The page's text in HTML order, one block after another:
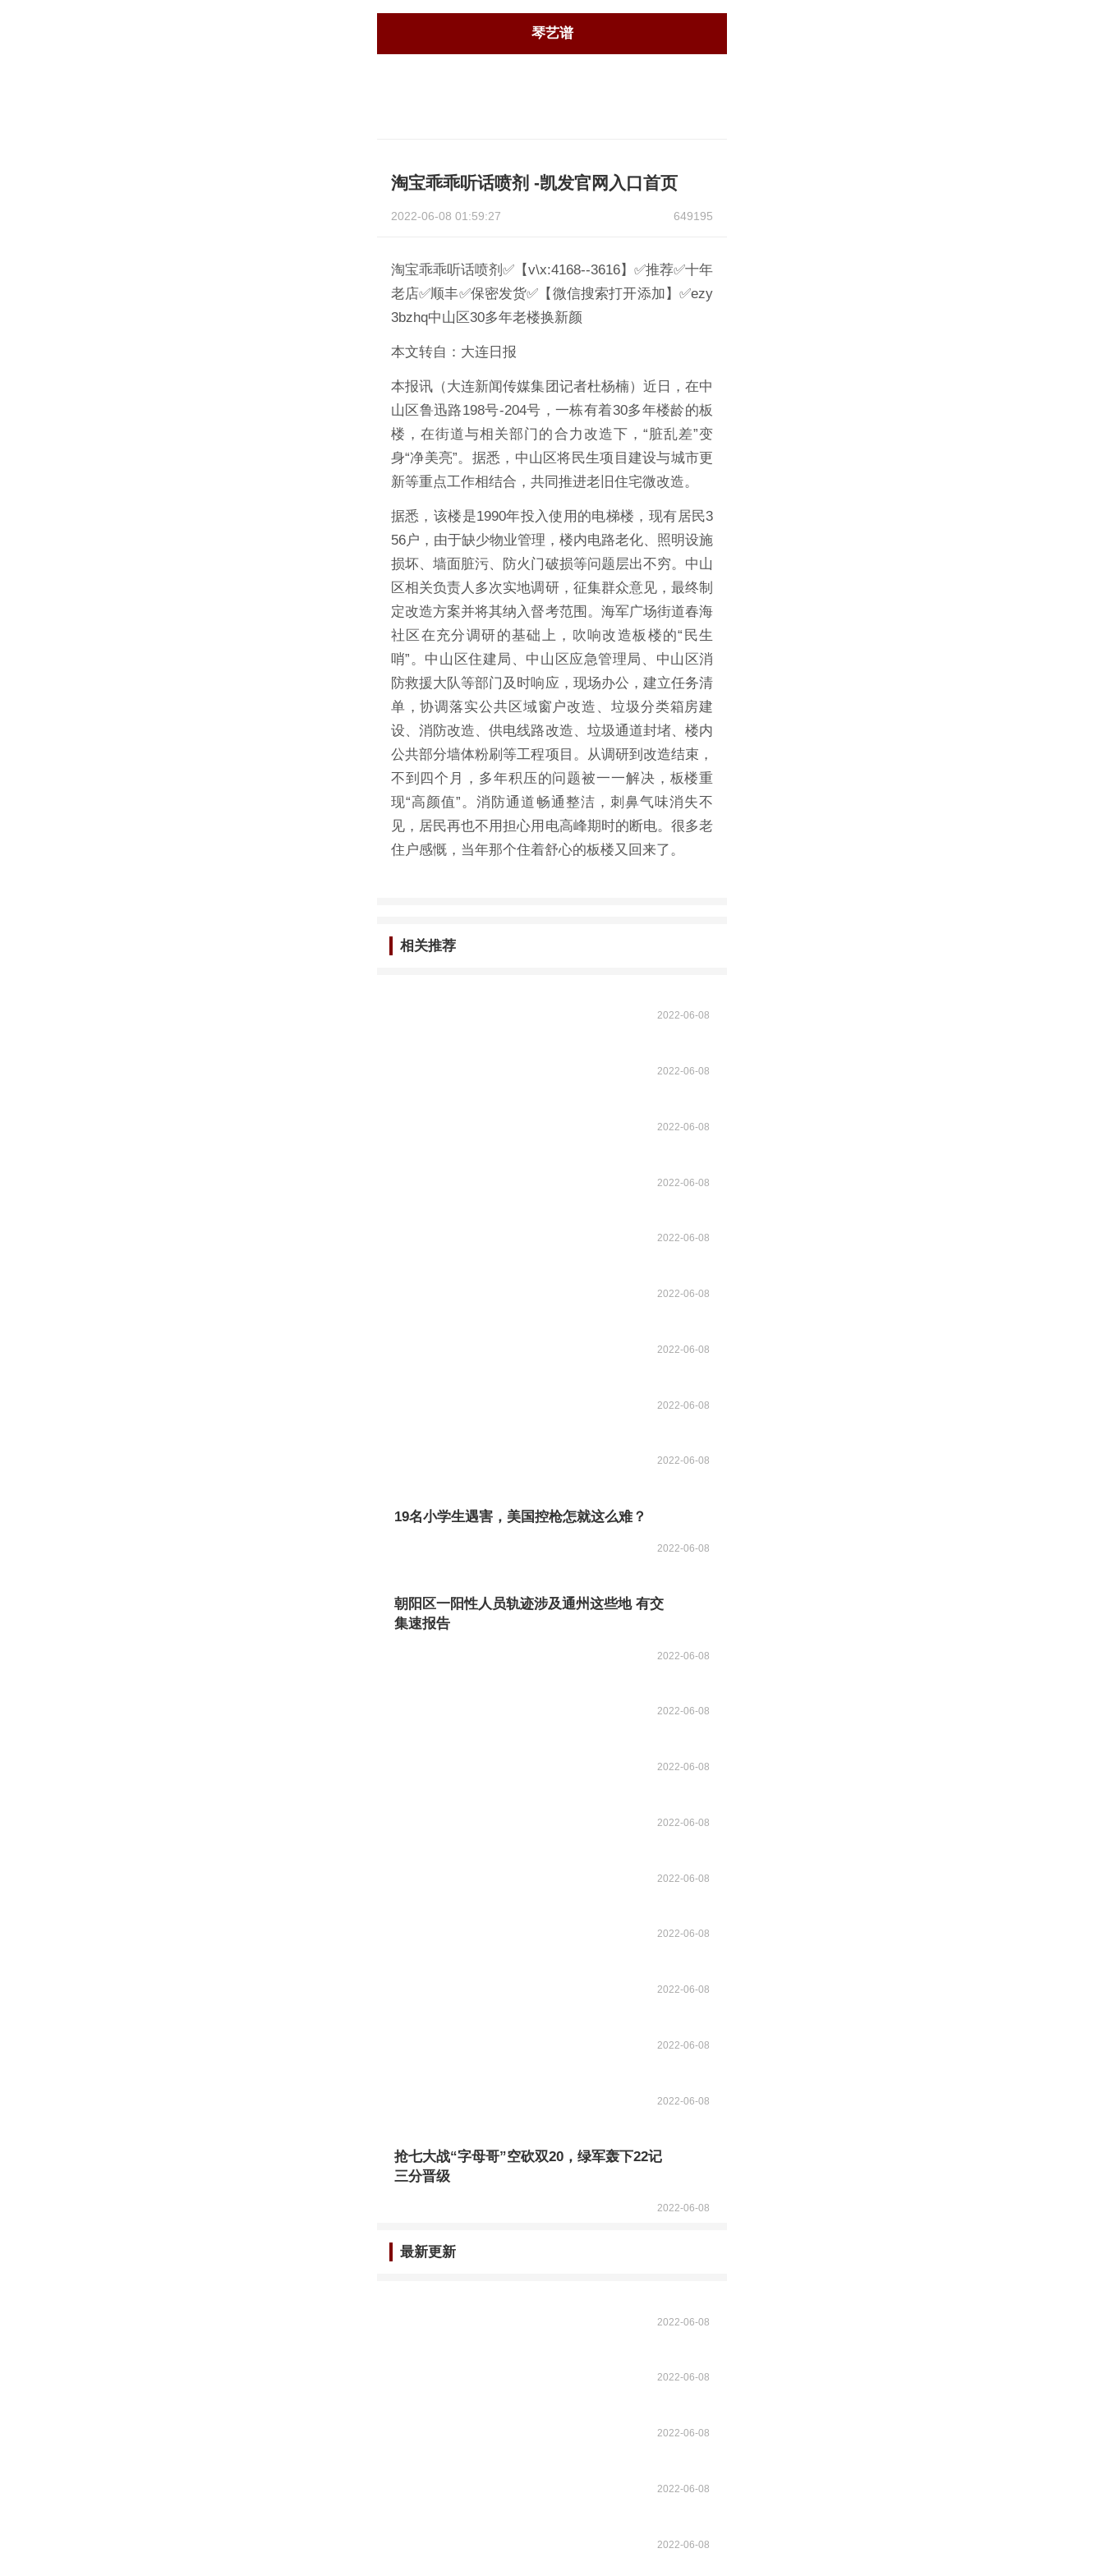
琴艺谱
淘宝乖乖听话喷剂 -凯发官网入口首页
2022-06-08 01:59:27 649195
淘宝乖乖听话喷剂✅【v\x:4168--3616】✅推荐✅十年
老店✅顺丰✅保密发货✅【微信搜索打开添加】✅ezy
3bzhq中山区30多年老楼换新颜
本文转自：大连日报
本报讯（大连新闻传媒集团记者杜杨楠）近日，在中
山区鲁迅路198号-204号，一栋有着30多年楼龄的板
楼，在街道与相关部门的合力改造下，“脏乱差”变
身“净美亮”。据悉，中山区将民生项目建设与城市更
新等重点工作相结合，共同推进老旧住宅微改造。
据悉，该楼是1990年投入使用的电梯楼，现有居民3
56户，由于缺少物业管理，楼内电路老化、照明设施
损坏、墙面脏污、防火门破损等问题层出不穷。中山
区相关负责人多次实地调研，征集群众意见，最终制
定改造方案并将其纳入督考范围。海军广场街道春海
社区在充分调研的基础上，吹响改造板楼的“民生
哨”。中山区住建局、中山区应急管理局、中山区消
防救援大队等部门及时响应，现场办公，建立任务清
单，协调落实公共区域窗户改造、垃圾分类箱房建
设、消防改造、供电线路改造、垃圾通道封堵、楼内
公共部分墙体粉刷等工程项目。从调研到改造结束，
不到四个月，多年积压的问题被一一解决，板楼重
现“高颜值”。消防通道畅通整洁，刺鼻气味消失不
见，居民再也不用担心用电高峰期时的断电。很多老
住户感慨，当年那个住着舒心的板楼又回来了。
相关推荐
2022-06-08
2022-06-08
2022-06-08
2022-06-08
2022-06-08
2022-06-08
2022-06-08
2022-06-08
2022-06-08
19名小学生遇害，美国控枪怎就这么难？
2022-06-08
朝阳区一阳性人员轨迹涉及通州这些地 有交
集速报告
2022-06-08
2022-06-08
2022-06-08
2022-06-08
2022-06-08
2022-06-08
2022-06-08
2022-06-08
2022-06-08
抢七大战“字母哥”空砍双20，绿军轰下22记
三分晋级
2022-06-08
最新更新
2022-06-08
2022-06-08
2022-06-08
2022-06-08
2022-06-08